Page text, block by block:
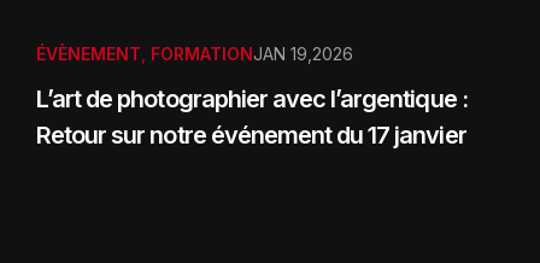
ÉVÈNEMENT FORMATIONJAN 19,2026
L’art de photographier avec l’argentique :
Retour sur notre événement du 17 janvier